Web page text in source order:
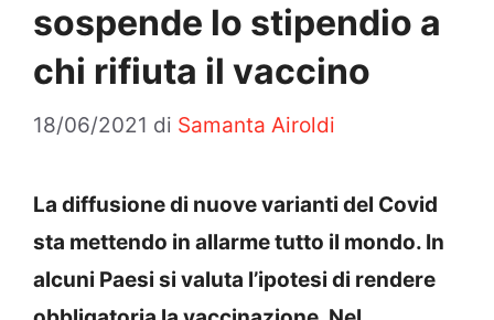
sospende lo stipendio a
chi rifiuta il vaccino
18/06/2021 di Samanta Airoldi
La diffusione di nuove varianti del Covid
sta mettendo in allarme tutto il mondo. In
alcuni Paesi si valuta l’ipotesi di rendere